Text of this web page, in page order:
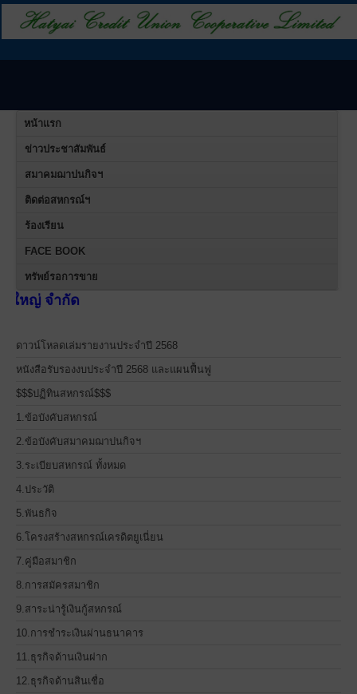
หน้าแรก
ข่าวประชาสัมพันธ์
สมาคมฌาปนกิจฯ
ติดต่อสหกรณ์ฯ
ร้องเรียน
FACE BOOK
ทรัพย์รอการขาย
ดาวน์โหลดเล่มรายงานประจำปี 2568
หนังสือรับรองงบประจำปี 2568 และแผนฟื้นฟู
$$$ปฏิทินสหกรณ์$$$
1.ข้อบังคับสหกรณ์
2.ข้อบังคับสมาคมฌาปนกิจฯ
3.ระเบียบสหกรณ์ ทั้งหมด
4.ประวัติ
5.พันธกิจ
6.โครงสร้างสหกรณ์เครดิตยูเนี่ยน
7.คู่มือสมาชิก
8.การสมัครสมาชิก
9.สาระน่ารู้เงินกู้สหกรณ์
10.การชำระเงินผ่านธนาคาร
11.ธุรกิจด้านเงินฝาก
12.ธุรกิจด้านสินเชื่อ